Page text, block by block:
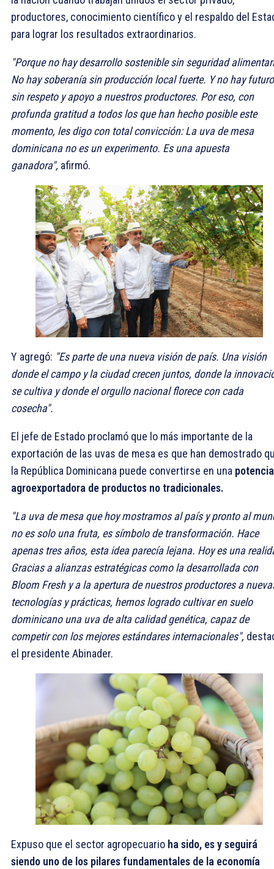
productores, conocimiento científico y el respaldo del
para lograr los resultados extraordinarios.
"Porque no hay desarrollo sostenible sin seguridad
No hay soberanía sin producción local fuerte. Y no hay futuro
sin respeto y apoyo a nuestros productores. Por eso, con
profunda gratitud a todos los que han hecho posible este
momento, les digo con total convicción: La uva de mesa
dominicana no es un experimento. Es una apuesta
ganadora", afirmó.
Y agregó: "Es parte de una nueva visión de país. Una visión
donde el campo y la ciudad crecen juntos, donde la
se cultiva y donde el orgullo nacional florece con cada
cosecha".
El jefe de Estado proclamó que lo más importante de la
exportación de las uvas de mesa es que han demostrado
la República Dominicana puede convertirse en una potencia
agroexportadora de productos no tradicionales.
"La uva de mesa que hoy mostramos al país y pronto al
no es solo una fruta, es símbolo de transformación. Hace
apenas tres años, esta idea parecía lejana. Hoy es una
Gracias a alianzas estratégicas como la desarrollada con
Bloom Fresh y a la apertura de nuestros productores a
tecnologías y prácticas, hemos logrado cultivar en suelo
dominicano una uva de alta calidad genética, capaz de
competir con los mejores estándares internacionales",
el presidente Abinader.
Expuso que el sector agropecuario ha sido, es y seguirá
siendo uno de los pilares fundamentales de la economía